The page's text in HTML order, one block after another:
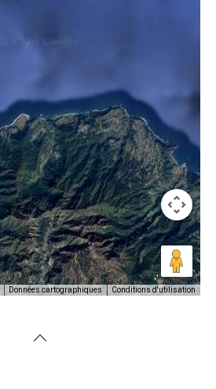
Données cartographiques Conditions d'utilisation